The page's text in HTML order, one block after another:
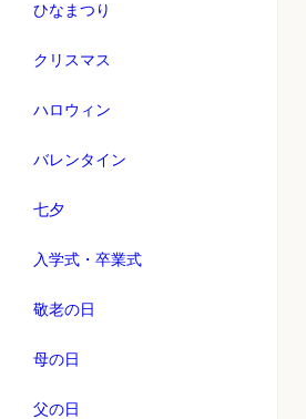
ひなまつり
クリスマス
ハロウィン
バレンタイン
七夕
入学式・卒業式
敬老の日
母の日
父の日